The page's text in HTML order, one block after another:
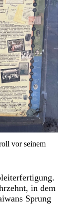
vor seinem
in dem
Sprung